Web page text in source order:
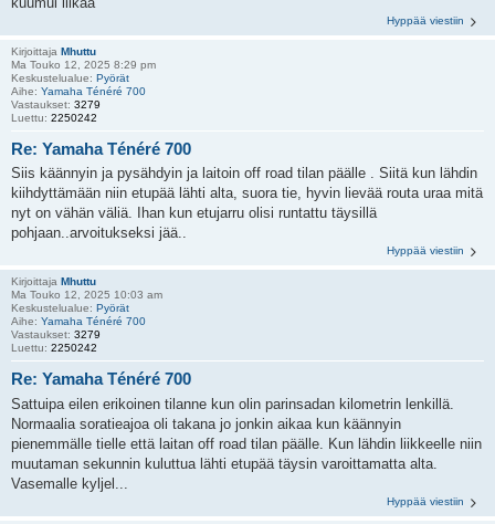
Hyppää viestiin
Kirjoittaja Mhuttu
Ma Touko 12, 2025 8:29 pm
Keskustelualue: Pyörät
Aihe: Yamaha Ténéré 700
Vastaukset: 3279
Luettu: 2250242
Re: Yamaha Ténéré 700
Siis käännyin ja pysähdyin ja laitoin off road tilan päälle . Siitä kun lähdin
kiihdyttämään niin etupää lähti alta, suora tie, hyvin lievää routa uraa mitä
nyt on vähän väliä. Ihan kun etujarru olisi runtattu täysillä
pohjaan..arvoitukseksi jää..
Hyppää viestiin
Kirjoittaja Mhuttu
Ma Touko 12, 2025 10:03 am
Keskustelualue: Pyörät
Aihe: Yamaha Ténéré 700
Vastaukset: 3279
Luettu: 2250242
Re: Yamaha Ténéré 700
Sattuipa eilen erikoinen tilanne kun olin parinsadan kilometrin lenkillä.
Normaalia soratieajoa oli takana jo jonkin aikaa kun käännyin
pienemmälle tielle että laitan off road tilan päälle. Kun lähdin liikkeelle niin
muutaman sekunnin kuluttua lähti etupää täysin varoittamatta alta.
Vasemalle kyljel...
Hyppää viestiin